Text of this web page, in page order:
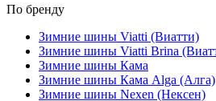
По бренду
Зимние шины Viatti (Виатти)
Зимние шины Viatti Brina
Зимние шины Кама
Зимние шины Кама Alga (Алга)
Зимние шины Nexen (Нексен)